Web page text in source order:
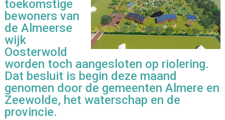
toekomstige
bewoners van
de Almeerse
wijk
Oosterwold
worden toch aangesloten op riolering.
Dat besluit is begin deze maand
genomen door de gemeenten Almere en
Zeewolde, het waterschap en de
provincie.